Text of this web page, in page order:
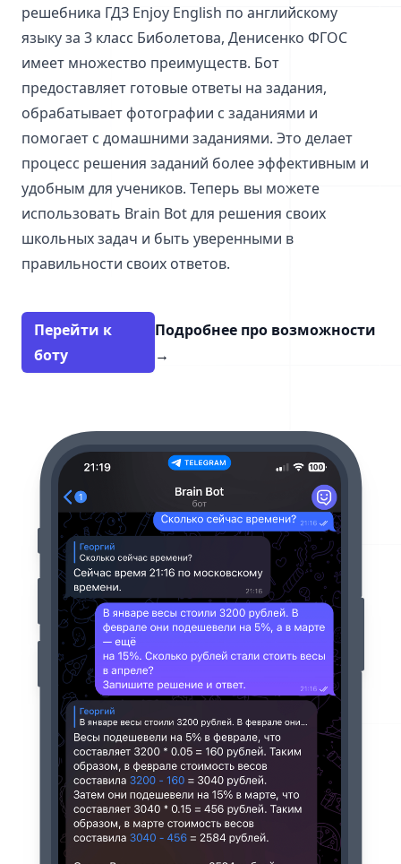
решебника ГДЗ Enjoy English по английскому
языку за 3 класс Биболетова, Денисенко ФГОС
имеет множество преимуществ. Бот
предоставляет готовые ответы на задания,
обрабатывает фотографии с заданиями и
помогает с домашними заданиями. Это делает
процесс решения заданий более эффективным и
удобным для учеников. Теперь вы можете
использовать Brain Bot для решения своих
школьных задач и быть уверенными в
правильности своих ответов.
Перейти к
боту
Подробнее про возможности
→